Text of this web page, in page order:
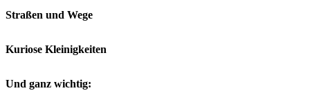
Straßen und Wege
Kuriose Kleinigkeiten
Und ganz wichtig: